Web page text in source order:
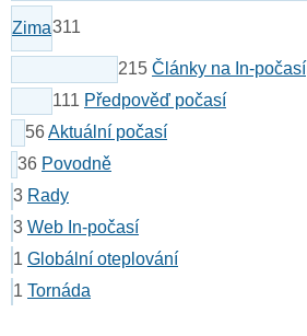
Zima311
215 Články na In-počasí
111 Předpověď počasí
56Aktuální počasí
36 Povodně
3 Rady
3 Web In-počasí
1 Globální oteplování
1 Tornáda